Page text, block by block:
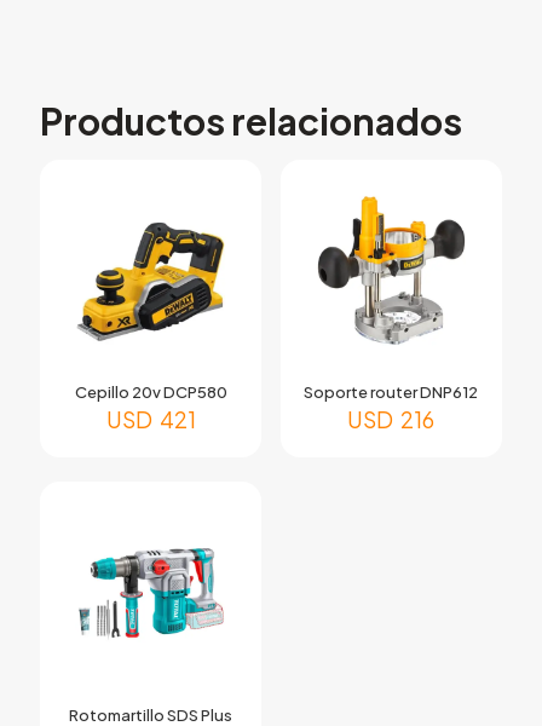
Productos relacionados
Cepillo 20v DCP580
USD 421
Soporte router DNP612
USD 216
Rotomartillo SDS Plus